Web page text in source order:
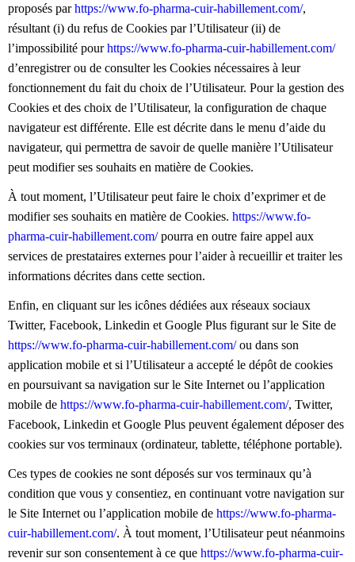
proposés parhttps://www.fo-pharma-cuir-habillement.com/,
résultant (i) du refus de Cookies par l’Utilisateur (ii) de
l’impossibilité pourhttps://www.fo-pharma-cuir-habillement.com/
d’enregistrer ou de consulter les Cookies nécessaires à leur
fonctionnement du fait du choix de l’Utilisateur. Pour la gestion des
Cookies et des choix de l’Utilisateur, la configuration de chaque
navigateur est différente. Elle est décrite dans le menu d’aide du
navigateur, qui permettra de savoir de quelle manière l’Utilisateur
peut modifier ses souhaits en matière de Cookies.
À tout moment, l’Utilisateur peut faire le choix d’exprimer et de
modifier ses souhaits en matière de Cookies. https://www.fo-
pharma-cuir-habillement.com/pourra en outre faire appel aux
services de prestataires externes pour l’aider à recueillir et traiter les
informations décrites dans cette section.
Enfin, en cliquant sur les icônes dédiées aux réseaux sociaux
Twitter, Facebook, Linkedin et Google Plus figurant sur le Site de
https://www.fo-pharma-cuir-habillement.com/ou dans son
application mobile et si l’Utilisateur a accepté le dépôt de cookies
en poursuivant sa navigation sur le Site Internet ou l’application
mobile de https://www.fo-pharma-cuir-habillement.com/, Twitter,
Facebook, Linkedin et Google Plus peuvent également déposer des
cookies sur vos terminaux (ordinateur, tablette, téléphone portable).
Ces types de cookies ne sont déposés sur vos terminaux qu’à
condition que vous y consentiez, en continuant votre navigation sur
le Site Internet ou l’application mobile de https://www.fo-pharma-
cuir-habillement.com/. À tout moment, l’Utilisateur peut néanmoins
revenir sur son consentement à ce que https://www.fo-pharma-cuir-